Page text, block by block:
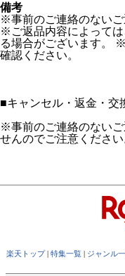
備考
※事前のご連絡のないご
※ご返品内容によって
る場合がございます。
確認ください。
■キャンセル・返金・交
※事前のご連絡のないご
せんのでご注意ください
楽天トップ| 特集一覧 | ジャンル